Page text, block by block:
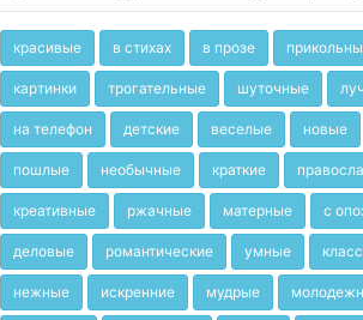
красивые в стихах в прозе
картинки трогательные шуточные
на телефон детские веселые новые
пошлые необычные краткие
креативные ржачные матерные с
деловые романтические умные
нежные искренние мудрые